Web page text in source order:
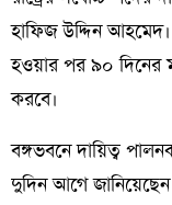
হাফিজ উদ্দিন আহমেদ।
হওয়ার পর ৯০ দিনের
করবে।
বঙ্গভবনে দায়িত্ব
দুদিন আগে